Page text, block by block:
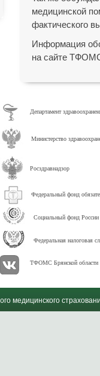
медицинской
фактического
Информация
на сайте
Департамент
Министерство
Росздравнадзор
Федеральный фонд
Социальный фонд России
Федеральная налоговая
ТФОМС Брянской области
медицинского